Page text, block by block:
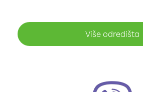
Više odredišta